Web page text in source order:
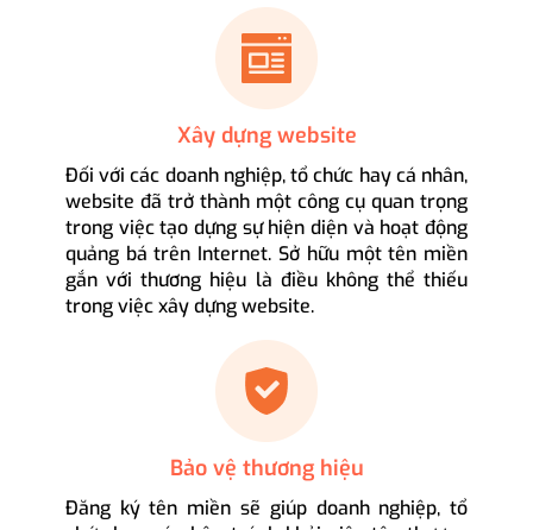
Xây dựng website
Đối với các doanh nghiệp, tổ chức hay cá nhân,
website đã trở thành một công cụ quan trọng
trong việc tạo dựng sự hiện diện và hoạt động
quảng bá trên Internet. Sở hữu một tên miền
gắn với thương hiệu là điều không thể thiếu
trong việc xây dựng website.
Bảo vệ thương hiệu
Đăng ký tên miền sẽ giúp doanh nghiệp, tổ